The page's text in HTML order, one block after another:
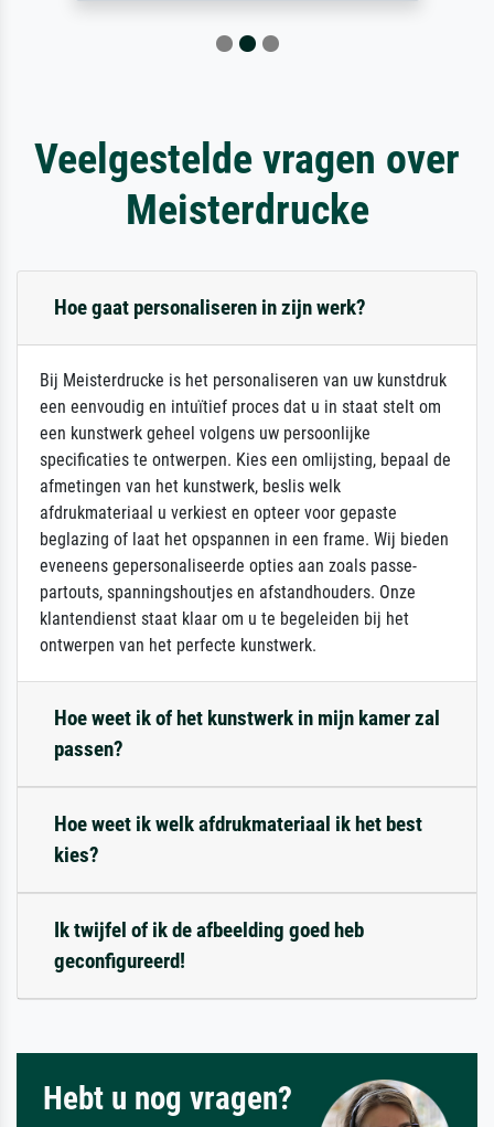
Veelgestelde vragen over
Meisterdrucke
Hoe gaat personaliseren in zijn werk?
Bij Meisterdrucke is het personaliseren van uw kunstdruk
een eenvoudig en intuïtief proces dat u in staat stelt om
een kunstwerk geheel volgens uw persoonlijke
specificaties te ontwerpen. Kies een omlijsting, bepaal de
afmetingen van het kunstwerk, beslis welk
afdrukmateriaal u verkiest en opteer voor gepaste
beglazing of laat het opspannen in een frame. Wij bieden
eveneens gepersonaliseerde opties aan zoals passe-
partouts, spanningshoutjes en afstandhouders. Onze
klantendienst staat klaar om u te begeleiden bij het
ontwerpen van het perfecte kunstwerk.
Hoe weet ik of het kunstwerk in mijn kamer zal
passen?
Hoe weet ik welk afdrukmateriaal ik het best
kies?
Ik twijfel of ik de afbeelding goed heb
geconfigureerd!
Hebt u nog vragen?